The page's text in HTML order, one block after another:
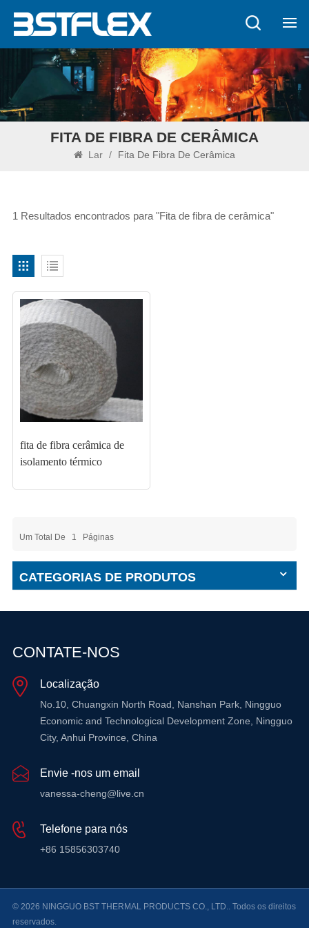
FITA DE FIBRA DE CERÂMICA
Lar / Fita De Fibra De Cerâmica
1 Resultados encontrados para "Fita de fibra de cerâmica"
fita de fibra cerâmica de
isolamento térmico
Um Total De 1 Páginas
CATEGORIAS DE PRODUTOS
CONTATE-NOS
Localização
No.10, Chuangxin North Road, Nanshan Park, Ningguo
Economic and Technological Development Zone, Ningguo
City, Anhui Province, China
Envie -nos um email
vanessa-cheng@live.cn
Telefone para nós
+86 15856303740
© 2026 NINGGUO BST THERMAL PRODUCTS CO., LTD.. Todos os direitos
reservados.